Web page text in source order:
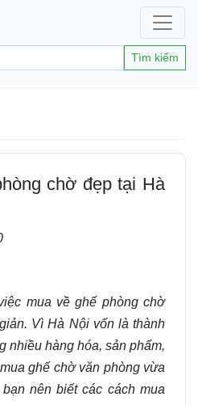
Tìm kiếm
chờ đẹp tại Hà
mua về ghế phòng chờ
Vì Hà Nội vốn là thành
nhiều hàng hóa, sản phẩm,
ghế chờ văn phòng vừa
nên biết các cách mua